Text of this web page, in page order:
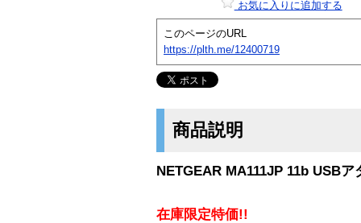
お気に入りに追加する
このページのURL
https://plth.me/12400719
商品説明
NETGEAR MA111JP 11b USBア
在庫限定特価!!